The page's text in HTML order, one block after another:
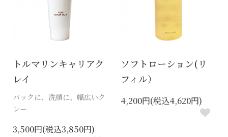
トルマリンキャリアク
レイ
パックに、洗顔に、幅広いク
レー
3,500円(税込3,850円)
ソフトローション(リ
フィル）
4,200円(税込4,620円)